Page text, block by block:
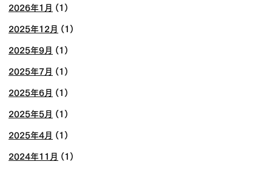
2026年1月 (1)
2025年12月 (1)
2025年9月 (1)
2025年7月 (1)
2025年6月 (1)
2025年5月 (1)
2025年4月 (1)
2024年11月 (1)